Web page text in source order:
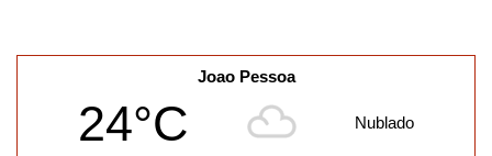
Joao Pessoa
24°C Nublado